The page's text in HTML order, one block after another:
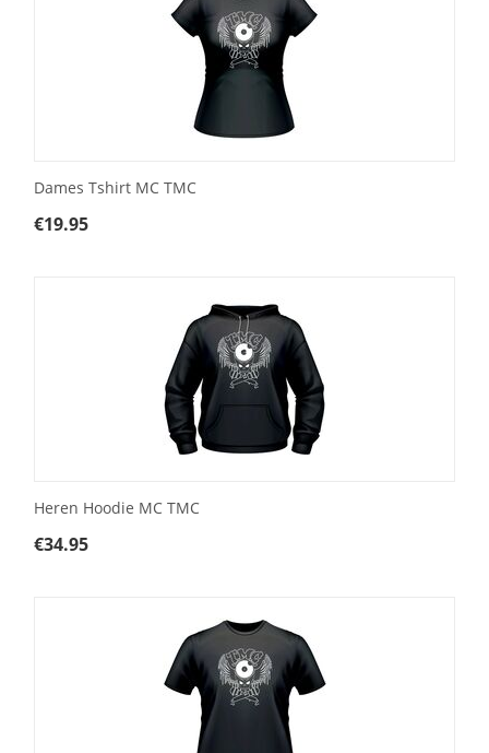
Dames Tshirt MC TMC
€19.95
Heren Hoodie MC TMC
€34.95